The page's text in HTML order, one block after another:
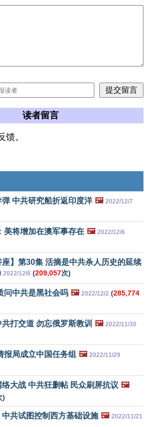
读者留言
馈。
中共研究船折返印度洋 🖼️ 2022/12/7
美将增加在澳军事存在 🖼️ 2022/12/6
座】第30集 活摘是中共杀人历史的延续
2022/12/6 (209,057次)
问中共是黑社会吗 🖼️ 2022/12/2 (285,774
打交道 勿忘俄罗斯教训 🖼️ 2022/11/30
报局成立中国任务组 🖼️ 2022/11/29
大战 中共狂删帖 民众刷屏抗议 🖼️
)
共试图控制西方基础设施 🖼️ 2022/11/21